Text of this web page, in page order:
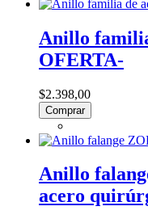
Anillo
OFERTA-
$2.398,00
Comprar
Anillo
acero